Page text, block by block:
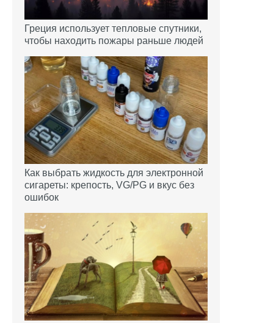
Греция использует тепловые спутники,
чтобы находить пожары раньше людей
Как выбрать жидкость для электронной
сигареты: крепость, VG/PG и вкус без
ошибок